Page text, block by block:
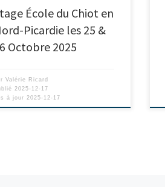
École du Chiot en
Picardie les 25 &
Octobre 2025
Valérie Ricard
2025-12-17
à jour 2025-12-17